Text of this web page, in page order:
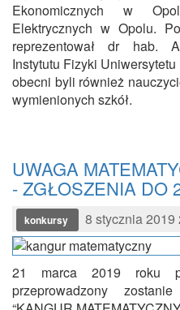
Ekonomicznych w
Elektrycznych w Opolu.
reprezentował dr hab.
Instytutu Fizyki
obecni byli również
wymienionych szkół.
UWAGA
- ZGŁOSZENIA DO
konkursy 8 stycznia 2019
21 marca 2019 roku
przeprowadzony